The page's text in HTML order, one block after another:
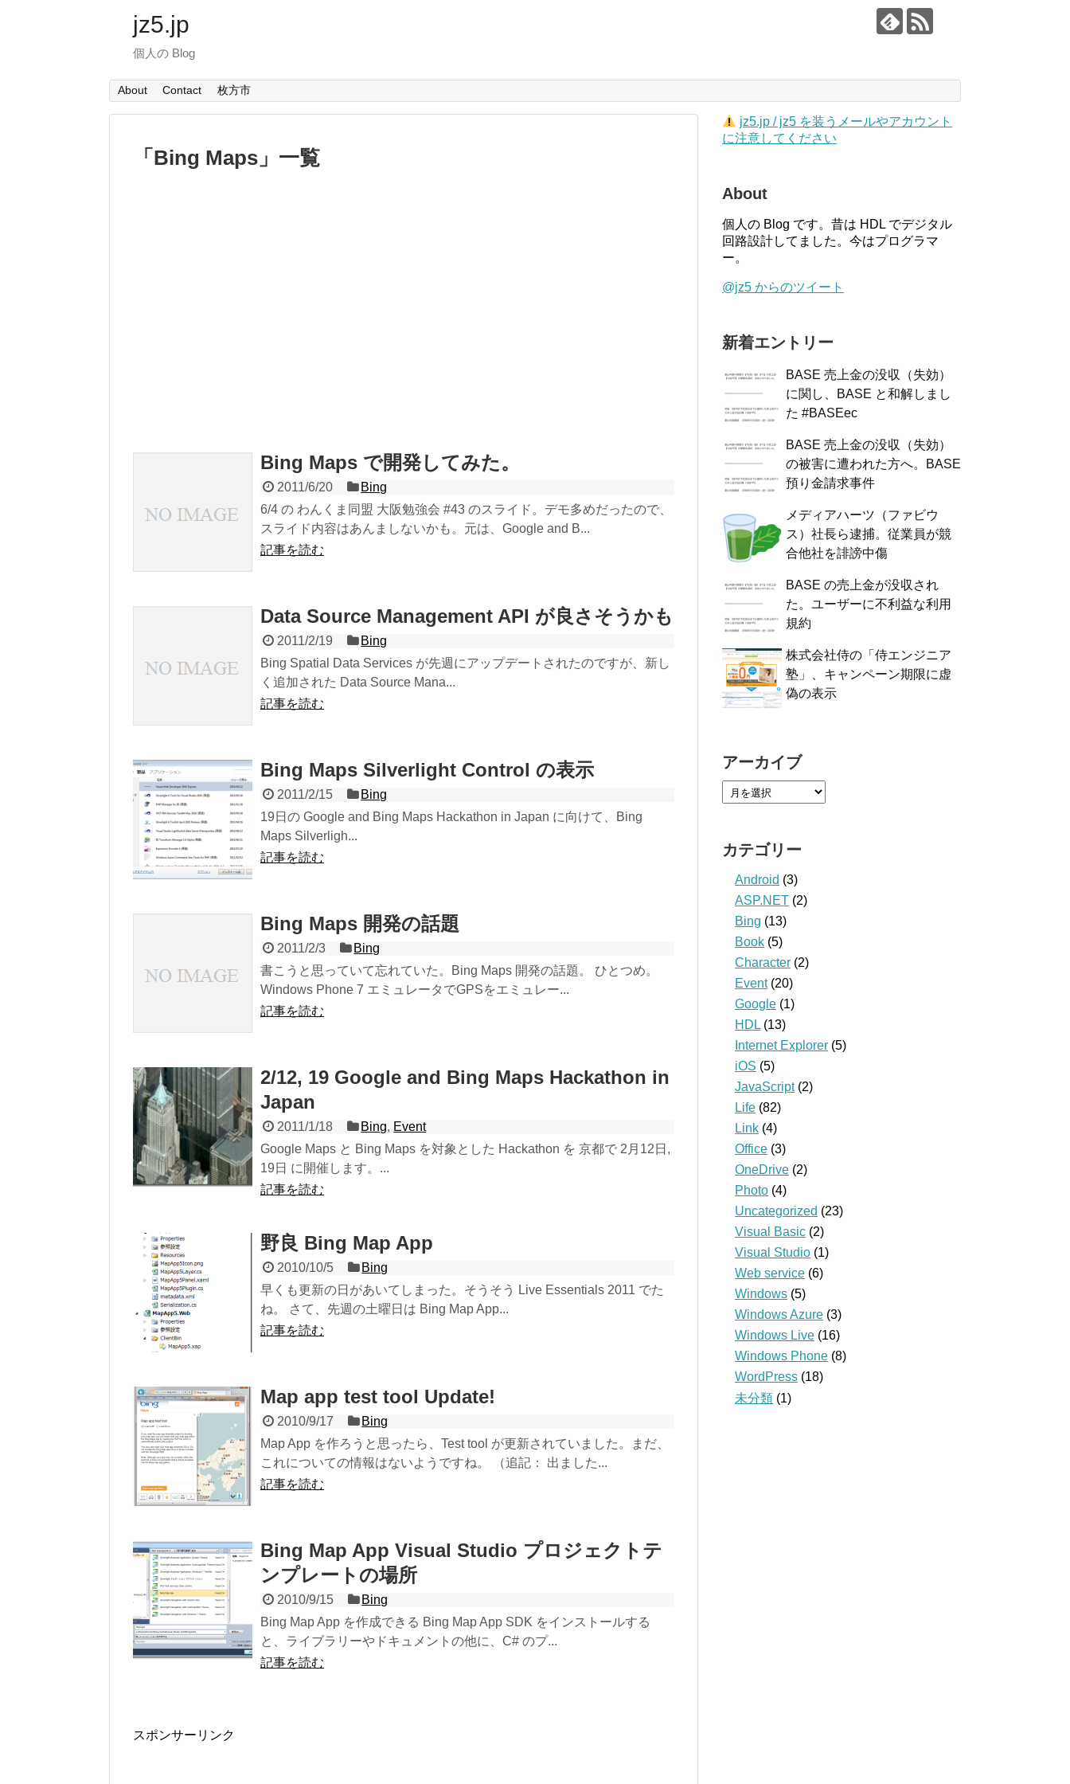
jz5.jp
個人の Blog
About Contact 枚方市
「 Bing Maps 」 一覧
Bing Maps で開発してみた。
2011/6/20
Bing
6/4 の わんくま同盟 大阪勉強会 #43 のスライド。デモ多めだったので、
スライド内容はあんましないかも。元は、Google and B...
記事を読む
Data Source Management API が良さそうかも
2011/2/19
Bing
Bing Spatial Data Services が先週にアップデートされたのですが、新し
く追加された Data Source Mana...
記事を読む
Bing Maps Silverlight Control の表示
2011/2/15
Bing
19日の Google and Bing Maps Hackathon in Japan に向けて、Bing
Maps Silverligh...
記事を読む
Bing Maps 開発の話題
2011/2/3
Bing
書こうと思っていて忘れていた。Bing Maps 開発の話題。 ひとつめ。
Windows Phone 7 エミュレータでGPSをエミュレー...
記事を読む
2/12, 19 Google and Bing Maps Hackathon in
Japan
2011/1/18 Bing, Event
Google Maps と Bing Maps を対象とした Hackathon を 京都で 2月12日,
19日 に開催します。...
記事を読む
野良 Bing Map App
2010/10/5
Bing
早くも更新の日があいてしまった。そうそう Live Essentials 2011 でた
ね。 さて、先週の土曜日は Bing Map App...
記事を読む
Map app test tool Update!
2010/9/17
Bing
Map App を作ろうと思ったら、Test tool が更新されていました。まだ、
これについての情報はないようですね。 （追記： 出ました...
記事を読む
Bing Map App Visual Studio プロジェクトテ
ンプレートの場所
2010/9/15
Bing
Bing Map App を作成できる Bing Map App SDK をインストールする
と、ライブラリーやドキュメントの他に、C# のプ...
記事を読む
スポンサーリンク
jz5.jp / jz5 を装うメールやアカウント
に注意してください
About
個人の Blog です。昔は HDL でデジタル
回路設計してました。今はプログラマ
ー。
@jz5 からのツイート
新着エントリー
BASE 売上金の没収（失効）
に関し、BASE と和解しまし
た #BASEec
BASE 売上金の没収（失効）
の被害に遭われた方へ。BASE
預り金請求事件
メディアハーツ（ファビウ
ス）社長ら逮捕。従業員が競
合他社を誹謗中傷
BASE の売上金が没収され
た。ユーザーに不利益な利用
規約
株式会社侍の「侍エンジニア
塾」、キャンペーン期限に虚
偽の表示
アーカイブ
カテゴリー
Android (3)
ASP.NET (2)
Bing (13)
Book (5)
Character (2)
Event(20)
Google (1)
HDL (13)
Internet Explorer (5)
iOS (5)
JavaScript(2)
Life (82)
Link (4)
Office (3)
OneDrive (2)
Photo (4)
Uncategorized (23)
Visual Basic (2)
Visual Studio (1)
Web service (6)
Windows (5)
Windows Azure (3)
Windows Live (16)
Windows Phone (8)
WordPress (18)
未分類 (1)